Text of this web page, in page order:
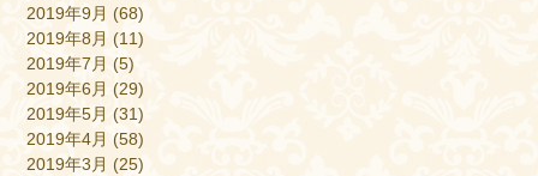
2019年9月 (68)
2019年8月 (11)
2019年7月 (5)
2019年6月 (29)
2019年5月 (31)
2019年4月 (58)
2019年3月 (25)